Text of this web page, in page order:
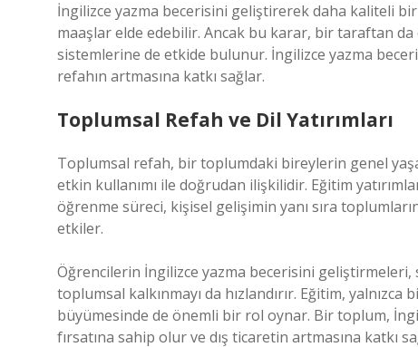
İngilizce yazma becerisini geliştirerek daha kaliteli
maaşlar elde edebilir. Ancak bu karar, bir taraftan
sistemlerine de etkide bulunur. İngilizce yazma
refahın artmasına katkı sağlar.
Toplumsal Refah ve Dil Yatırımları
Toplumsal refah, bir toplumdaki bireylerin genel
etkin kullanımı ile doğrudan ilişkilidir. Eğitim
öğrenme süreci, kişisel gelişimin yanı sıra
etkiler.
Öğrencilerin İngilizce yazma becerisini geliştirmeleri,
toplumsal kalkınmayı da hızlandırır. Eğitim,
büyümesinde de önemli bir rol oynar. Bir toplum,
fırsatına sahip olur ve dış ticaretin artmasına katkı